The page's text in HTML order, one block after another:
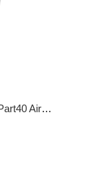
Квадрокоптер Н / К DJI Inspire 2 Part40 Aircraft (Excludes Remote Controller and battery charger)